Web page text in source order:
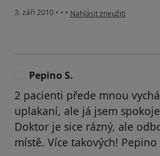
3. září 2010 • • • podle názoru uživatele
Nahlásit zneužití
Pepino S.
2 pacienti přede mnou
uplakaní, ale já jsem
Doktor je sice rázný, ale
místě. Více takových! Pepino